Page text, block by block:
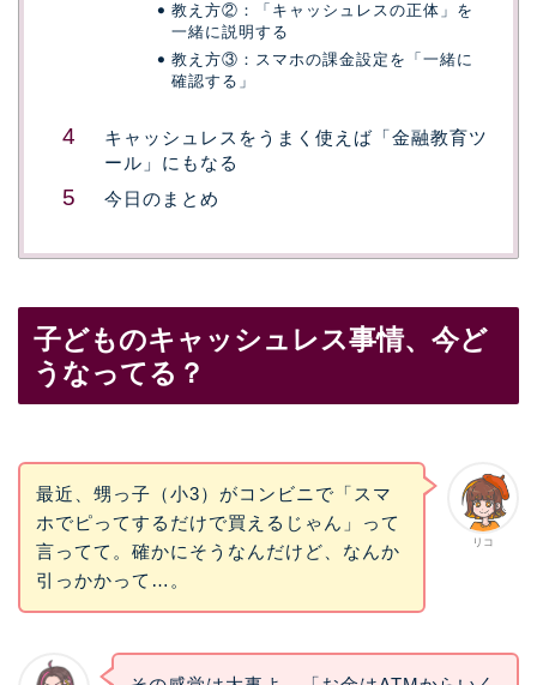
教え方②：「キャッシュレスの正体」を
一緒に説明する
教え方③：スマホの課金設定を「一緒に
確認する」
キャッシュレスをうまく使えば「金融教育ツ
ール」にもなる
今日のまとめ
子どものキャッシュレス事情、今ど
うなってる？
リコ
最近、甥っ子（小3）がコンビニで「スマ
ホでピってするだけで買えるじゃん」って
言ってて。確かにそうなんだけど、なんか
引っかかって…。